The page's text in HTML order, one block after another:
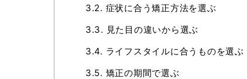
3.2. 症状に合う矯正方法を選ぶ
3.3. 見た目の違いから選ぶ
3.4. ライフスタイルに合うものを選ぶ
3.5. 矯正の期間で選ぶ